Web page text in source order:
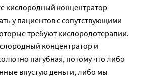
кислородный концентратор
у пациентов с сопутствующими
требуют кислородотерапии.
концентратор и
пагубная, потому что либо
впустую деньги, либо мы